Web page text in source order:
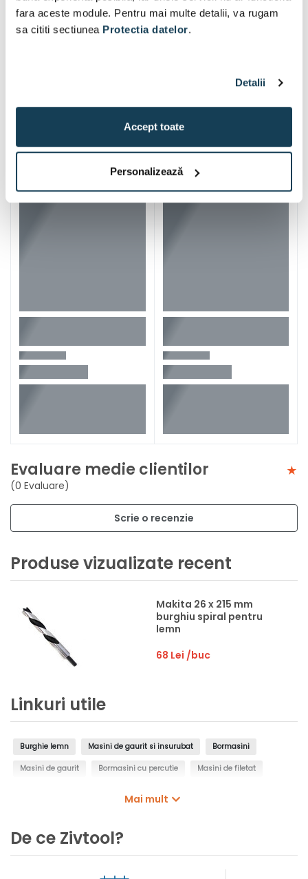
fara aceste module. Pentru mai multe detalii, va rugam
sa cititi sectiunea Protectia datelor.
Detalii
Accept toate
Personalizează
Iti mai recomandam si
Evaluare medie clientilor
(0 Evaluare)
Scrie o recenzie
Produse vizualizate recent
Makita 26 x 215 mm
burghiu spiral pentru
lemn
68 Lei /buc
Linkuri utile
Burghie lemn Masini de gaurit si insurubat Bormasini
Masini de gaurit Bormasini cu percutie Masini de filetat
Mai mult
De ce Zivtool?